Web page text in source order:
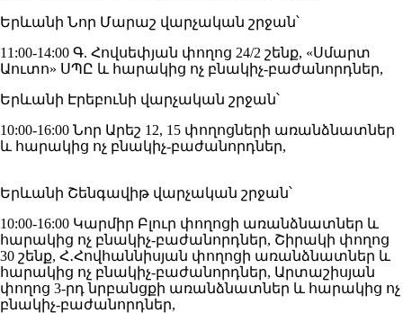
Երևանի Նոր Մարաշ վարչական շրջան՝
11:00-14:00 Գ. Հովսեփյան փողոց 24/2 շենք, «Սմարտ
Աուտո» ՍՊԸ և հարակից ոչ բնակիչ-բաժանորդներ,
Երևանի Էրեբունի վարչական շրջան՝
10:00-16:00 Նոր Արեշ 12, 15 փողոցների առանձնատներ
և հարակից ոչ բնակիչ-բաժանորդներ,
Երևանի Շենգավիթ վարչական շրջան՝
10:00-16:00 Կարմիր Բլուր փողոցի առանձնատներ և
հարակից ոչ բնակիչ-բաժանորդներ, Շիրակի փողոց
30 շենք, Հ․Հովհաննիսյան փողոցի առանձնատներ և
հարակից ոչ բնակիչ-բաժանորդներ, Արտաշիսյան
փողոց 3-րդ նրբանցքի առանձնատներ և հարակից ոչ
բնակիչ-բաժանորդներ,